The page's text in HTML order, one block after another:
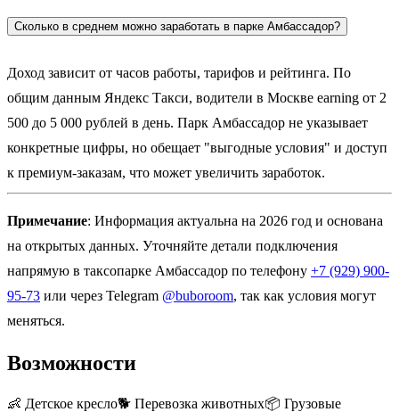
Сколько в среднем можно заработать в парке Амбассадор?
Доход зависит от часов работы, тарифов и рейтинга. По
общим данным Яндекс Такси, водители в Москве earning от 2
500 до 5 000 рублей в день. Парк Амбассадор не указывает
конкретные цифры, но обещает "выгодные условия" и доступ
к премиум-заказам, что может увеличить заработок.
Примечание: Информация актуальна на 2026 год и основана
на открытых данных. Уточняйте детали подключения
напрямую в таксопарке Амбассадор по телефону +7 (929) 900-
95-73 или через Telegram @buboroom, так как условия могут
меняться.
Возможности
👶 Детское кресло🐕 Перевозка животных📦 Грузовые